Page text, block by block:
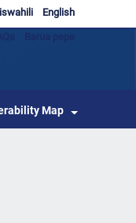
English
Map